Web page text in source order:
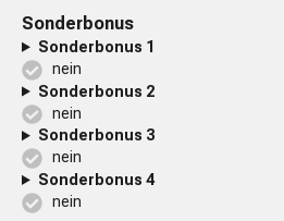
Sonderbonus
Sonderbonus 1
nein
Sonderbonus 2
nein
Sonderbonus 3
nein
Sonderbonus 4
nein